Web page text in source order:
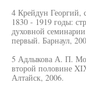
4 Крейдун Георгий,
1830 - 1919 годы:
духовной
первый. Барнаул,
5 Адлыкова А. П.
второй половине
Алтайск, 2006.